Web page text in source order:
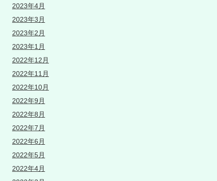
2023年4月
2023年3月
2023年2月
2023年1月
2022年12月
2022年11月
2022年10月
2022年9月
2022年8月
2022年7月
2022年6月
2022年5月
2022年4月